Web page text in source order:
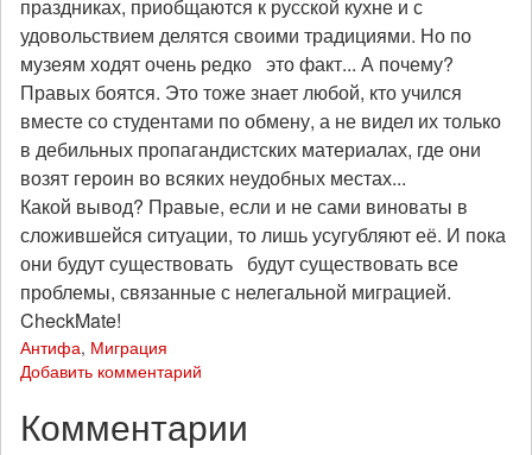
праздниках, приобщаются к русской кухне и с
удовольствием делятся своими традициями. Но по
музеям ходят очень редко это факт... А почему?
Правых боятся. Это тоже знает любой, кто учился
вместе со студентами по обмену, а не видел их только
в дебильных пропагандистских материалах, где они
возят героин во всяких неудобных местах...
Какой вывод? Правые, если и не сами виноваты в
сложившейся ситуации, то лишь усугубляют её. И пока
они будут существовать будут существовать все
проблемы, связанные с нелегальной миграцией.
CheckMate!
Антифа, Миграция
Добавить комментарий
Комментарии